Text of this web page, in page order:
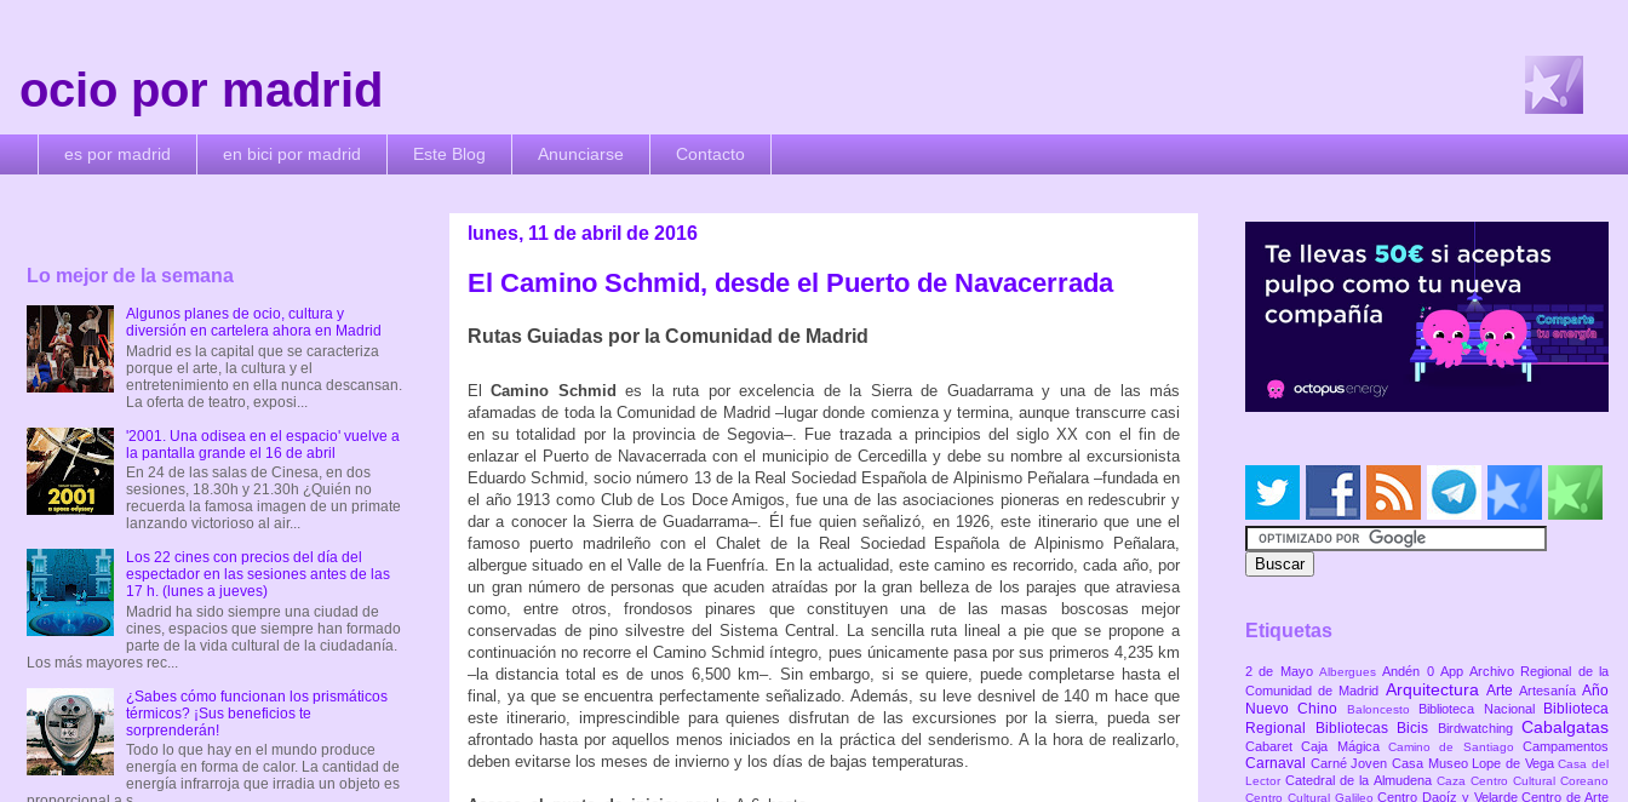
ocio por madrid
es por madrid en bici por madrid Este Blog Anunciarse Contacto
lunes, 11 de abril de 2016
El Camino Schmid, desde el Puerto de Navacerrada
Rutas Guiadas por la Comunidad de Madrid
ElCamino Schmid es la ruta por excelencia de la Sierra de Guadarrama y una de las más
afamadas de toda la Comunidad de Madrid –lugar donde comienza y termina, aunque transcurre casi
en su totalidad por la provincia de Segovia–. Fue trazada a principios del siglo XX con el fin de
enlazar el Puerto de Navacerrada con el municipio de Cercedilla y debe su nombre al excursionista
Eduardo Schmid, socio número 13 de la Real Sociedad Española de Alpinismo Peñalara –fundada en
el año 1913 como Club de Los Doce Amigos, fue una de las asociaciones pioneras en redescubrir y
dar a conocer la Sierra de Guadarrama–. Él fue quien señalizó, en 1926, este itinerario que une el
famoso puerto madrileño con el Chalet de la Real Sociedad Española de Alpinismo Peñalara,
albergue situado en el Valle de la Fuenfría. En la actualidad, este camino es recorrido, cada año, por
un gran número de personas que acuden atraídas por la gran belleza de los parajes que atraviesa
como, entre otros, frondosos pinares que constituyen una de las masas boscosas mejor
conservadas de pino silvestre del Sistema Central. La sencilla ruta lineal a pie que se propone a
continuación no recorre el Camino Schmid íntegro, pues únicamente pasa por sus primeros 4,235 km
–la distancia total es de unos 6,500 km–. Sin embargo, si se quiere, puede completarse hasta el
final, ya que se encuentra perfectamente señalizado. Además, su leve desnivel de 140 m hace que
este itinerario, imprescindible para quienes disfrutan de las excursiones por la sierra, pueda ser
afrontado hasta por aquellos menos iniciados en la práctica del senderismo. A la hora de realizarlo,
deben evitarse los meses de invierno y los días de bajas temperaturas.
Lo mejor de la semana
Algunos planes de ocio, cultura y
diversión en cartelera ahora en Madrid
Madrid es la capital que se caracteriza
porque el arte, la cultura y el
entretenimiento en ella nunca descansan.
La oferta de teatro, exposi...
'2001. Una odisea en el espacio' vuelve a
la pantalla grande el 16 de abril
En 24 de las salas de Cinesa, en dos
sesiones, 18.30h y 21.30h ¿Quién no
recuerda la famosa imagen de un primate
lanzando victorioso al air...
Los 22 cines con precios del día del
espectador en las sesiones antes de las
17 h. (lunes a jueves)
Madrid ha sido siempre una ciudad de
cines, espacios que siempre han formado
parte de la vida cultural de la ciudadanía.
Los más mayores rec...
¿Sabes cómo funcionan los prismáticos
térmicos? ¡Sus beneficios te
sorprenderán!
Todo lo que hay en el mundo produce
energía en forma de calor. La cantidad de
energía infrarroja que irradia un objeto es
Etiquetas
2 de Mayo AlberguesAndén 0 AppArchivo Regional de la
Comunidad de Madrid Arquitectura Arte ArtesaníaAño
Nuevo Chino
Baloncesto Biblioteca Nacional
Biblioteca
Regional
Bibliotecas Bicis Birdwatching Cabalgatas
CabaretCaja MágicaCamino de SantiagoCampamentos
Carnaval Carné JovenCasa Museo Lope de VegaCasa del
LectorCatedral de la Almudena Caza Centro Cultural Coreano
Centro Cultural GalileoCentro Daoíz y VelardeCentro de Arte